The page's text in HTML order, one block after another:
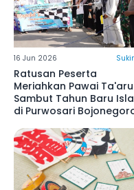
16 Jun 2026
Ratusan Peserta
Meriahkan Pawai
Sambut Tahun Baru
di Purwosari